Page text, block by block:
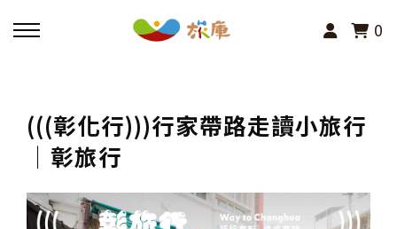
0
活動報名
(((彰化行)))行家帶路走讀小旅行
│彰旅行